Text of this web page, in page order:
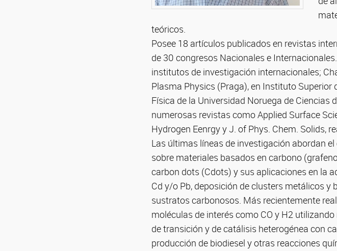
teóricos.
Posee 18 artículos publicados en revistas
de 30 congresos Nacionales e
institutos de investigación internacionales;
Plasma Physics (Praga), en Instituto Superior
Física de la Universidad Noruega de Ciencias
numerosas revistas como Applied Surface
Hydrogen Eenrgy y J. of Phys. Chem. Solids,
Las últimas líneas de investigación abordan
sobre materiales basados en carbono
carbon dots (Cdots) y sus aplicaciones en la
Cd y/o Pb, deposición de clusters metálicos
sustratos carbonosos. Más recientemente
moléculas de interés como CO y H2
de transición y de catálisis heterogénea con
producción de biodiesel y otras reacciones